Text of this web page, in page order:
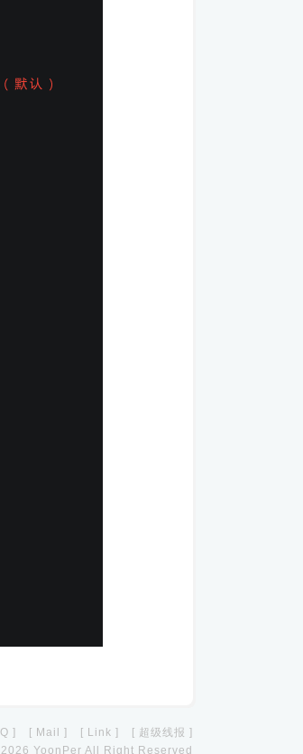
] [ Mail ] [ Link ]
[ 超级线报 ]
YoonPer All Right Reserved